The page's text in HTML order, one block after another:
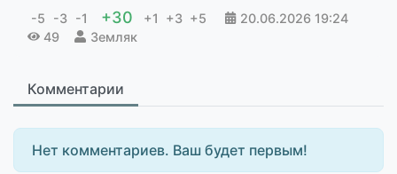
-5 -3 -1 +30 +1 +3 +5 20.06.2026 19:24
49
Земляк
Комментарии
Нет комментариев. Ваш будет первым!